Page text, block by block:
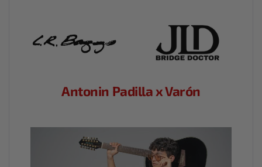
Antonin Padilla x Varón